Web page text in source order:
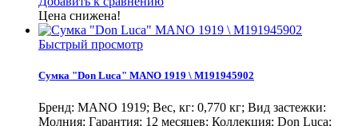
Цена снижена!
Быстрый просмотр
Сумка "Don Luca" MANO 1919 \ M191945902
Бренд: MANO 1919; Вес, кг: 0,770 кг; Вид застежки:
Молния; Гарантия: 12 месяцев; Коллекция: Don Luca;